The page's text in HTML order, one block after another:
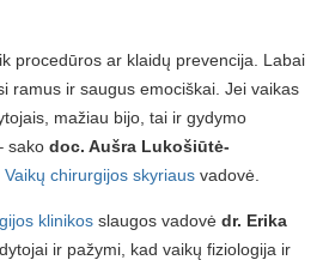
procedūros ar klaidų prevencija. Labai
ramus ir saugus emociškai. Jei vaikas
mažiau bijo, tai ir gydymo
sako doc. Aušra Lukošiūtė-
Vaikų chirurgijos skyriaus vadovė.
klinikos slaugos vadovė dr. Erika
ir pažymi, kad vaikų fiziologija ir